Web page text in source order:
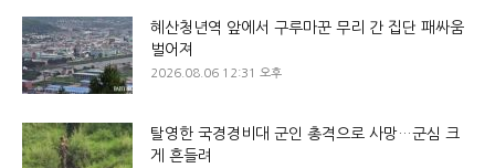
혜산청년역 앞에서 구루마꾼 무리 간 집단 패싸움
벌어져
2026.08.06 12:31 오후
탈영한 국경경비대 군인 총격으로 사망…군심 크
게 흔들려